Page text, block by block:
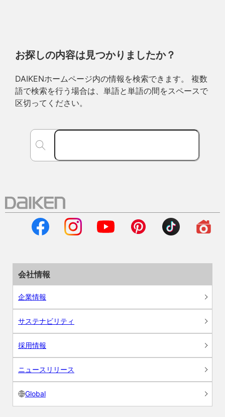
お探しの内容は見つかりましたか？
DAIKENホームページ内の情報を検索できます。 複数
語で検索を行う場合は、単語と単語の間をスペースで
区切ってください。
会社情報
企業情報
サステナビリティ
採用情報
ニュースリリース
Global